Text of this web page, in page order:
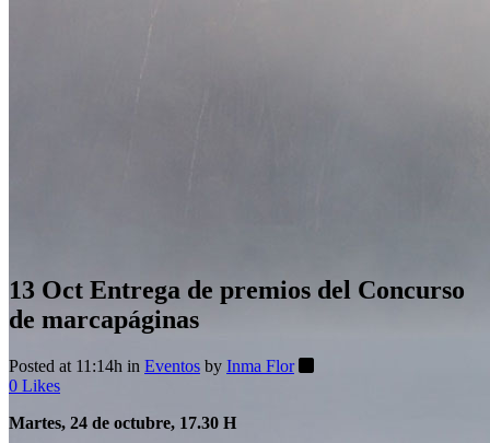
13 Oct Entrega de premios del Concurso
de marcapáginas
Posted at 11:14h in Eventos by Inma Flor
0 Likes
Martes, 24 de octubre, 17.30 H